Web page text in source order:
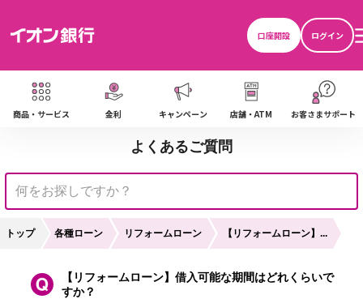
口座開設
ログイン
商品・サービス 金利 キャンペーン 店舗・ATM お客さまサポート
よくあるご質問
トップ 各種ローン リフォームローン 【リフォームローン】...
【リフォームローン】借入可能な期間はどれくらいで
すか？